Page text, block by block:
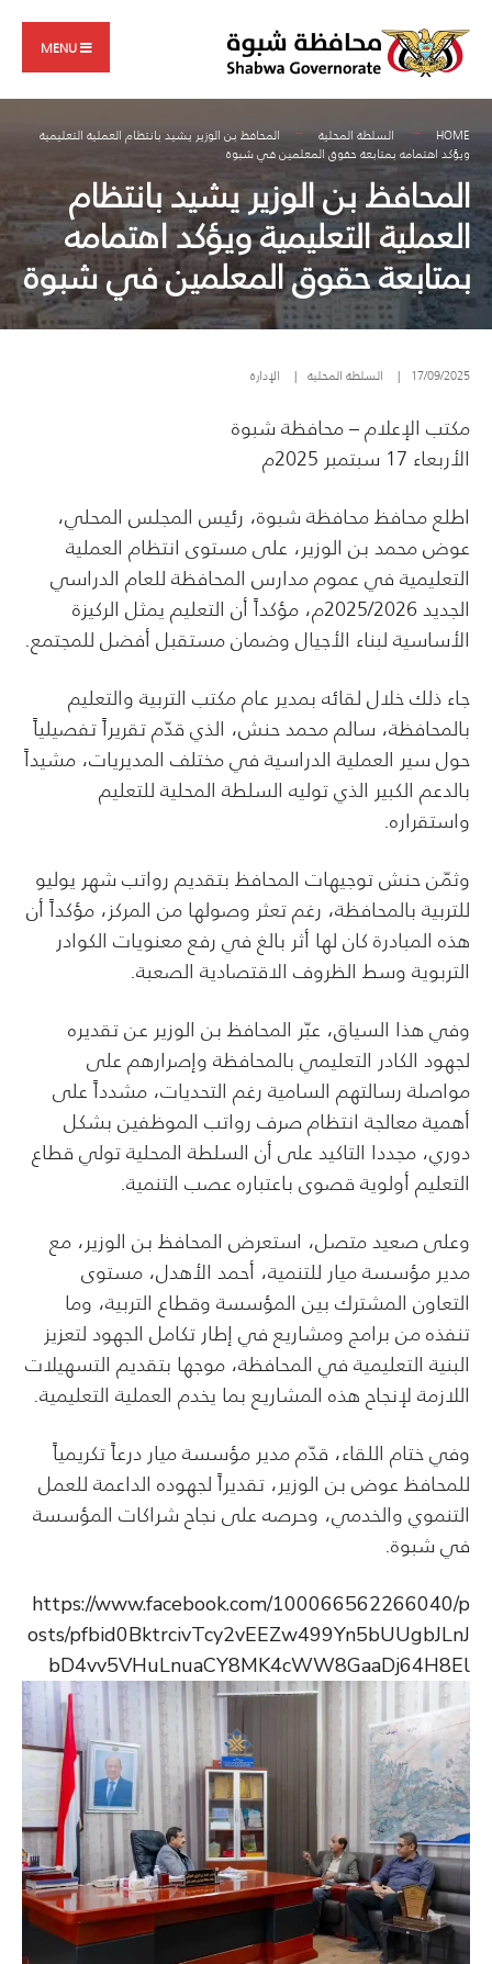
content
MENU
HOME السلطة المحلية
المحافظ بن الوزير يشيد بانتظام العملية التعليمية
ويؤكد اهتمامه بمتابعة حقوق المعلمين في شبوة
المحافظ بن الوزير يشيد بانتظام
العملية التعليمية ويؤكد اهتمامه
بمتابعة حقوق المعلمين في شبوة
17/09/2025
| السلطة المحلية | الإدارة
مكتب الإعلام – محافظة شبوة
الأربعاء 17 سبتمبر 2025م
اطلع محافظ محافظة شبوة، رئيس المجلس المحلي،
عوض محمد بن الوزير، على مستوى انتظام العملية
التعليمية في عموم مدارس المحافظة للعام الدراسي
الجديد 2025/2026م، مؤكداً أن التعليم يمثل الركيزة
الأساسية لبناء الأجيال وضمان مستقبل أفضل للمجتمع.
جاء ذلك خلال لقائه بمدير عام مكتب التربية والتعليم
بالمحافظة، سالم محمد حنش، الذي قدّم تقريراً تفصيلياً
حول سير العملية الدراسية في مختلف المديريات، مشيداً
بالدعم الكبير الذي توليه السلطة المحلية للتعليم
واستقراره.
وثمّن حنش توجيهات المحافظ بتقديم رواتب شهر يوليو
للتربية بالمحافظة، رغم تعثر وصولها من المركز، مؤكداً أن
هذه المبادرة كان لها أثر بالغ في رفع معنويات الكوادر
التربوية وسط الظروف الاقتصادية الصعبة.
وفي هذا السياق، عبّر المحافظ بن الوزير عن تقديره
لجهود الكادر التعليمي بالمحافظة وإصرارهم على
مواصلة رسالتهم السامية رغم التحديات، مشدداً على
أهمية معالجة انتظام صرف رواتب الموظفين بشكل
دوري، مجددا التاكيد على أن السلطة المحلية تولي قطاع
التعليم أولوية قصوى باعتباره عصب التنمية.
وعلى صعيد متصل، استعرض المحافظ بن الوزير، مع
مدير مؤسسة ميار للتنمية، أحمد الأهدل، مستوى
التعاون المشترك بين المؤسسة وقطاع التربية، وما
تنفذه من برامج ومشاريع في إطار تكامل الجهود لتعزيز
البنية التعليمية في المحافظة، موجها بتقديم التسهيلات
اللازمة لإنجاح هذه المشاريع بما يخدم العملية التعليمية.
وفي ختام اللقاء، قدّم مدير مؤسسة ميار درعاً تكريمياً
للمحافظ عوض بن الوزير، تقديراً لجهوده الداعمة للعمل
التنموي والخدمي، وحرصه على نجاح شراكات المؤسسة
في شبوة.
https://www.facebook.com/100066562266040/p
osts/pfbid0BktrcivTcy2vEEZw499Yn5bUUgbJLnJ
bD4vv5VHuLnuaCY8MK4cWW8GaaDj64H8El
for: